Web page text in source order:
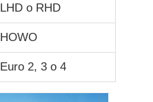
LHD o RHD
HOWO
Euro 2, 3 o 4